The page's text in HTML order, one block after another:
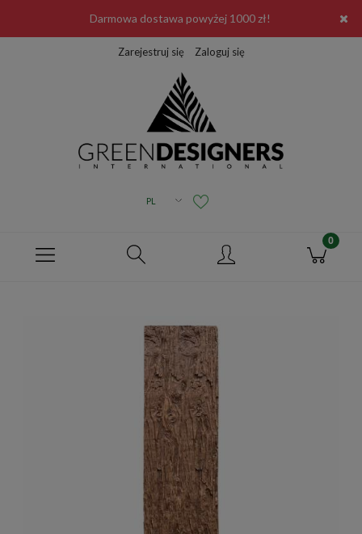
Darmowa dostawa powyżej 1000 zł!
Zarejestruj się Zaloguj się